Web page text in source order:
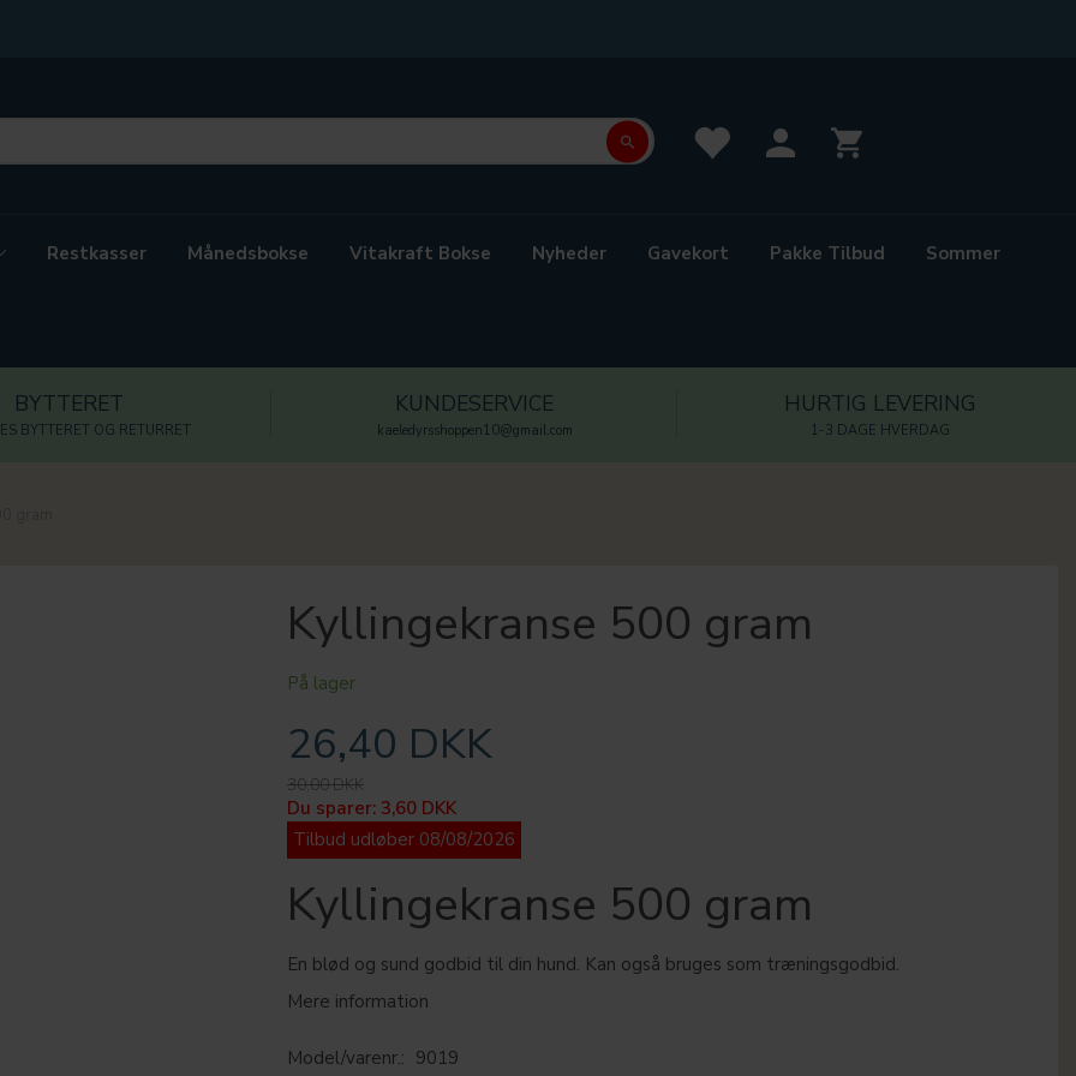
Restkasser Månedsbokse Vitakraft Bokse Nyheder Gavekort Pakke Tilbud Sommer
BYTTERET
BYTTERET OG RETURRET
KUNDESERVICE
kaeledyrsshoppen10@gmail.com
HURTIG LEVERING
1-3 DAGE HVERDAG
Kyllingekranse 500 gram
På lager
26,40 DKK
30,00 DKK
Du sparer: 3,60 DKK
Tilbud udløber 08/08/2026
Kyllingekranse 500 gram
En blød og sund godbid til din hund. Kan også bruges som træningsgodbid.
Mere information
Model/varenr.: 9019